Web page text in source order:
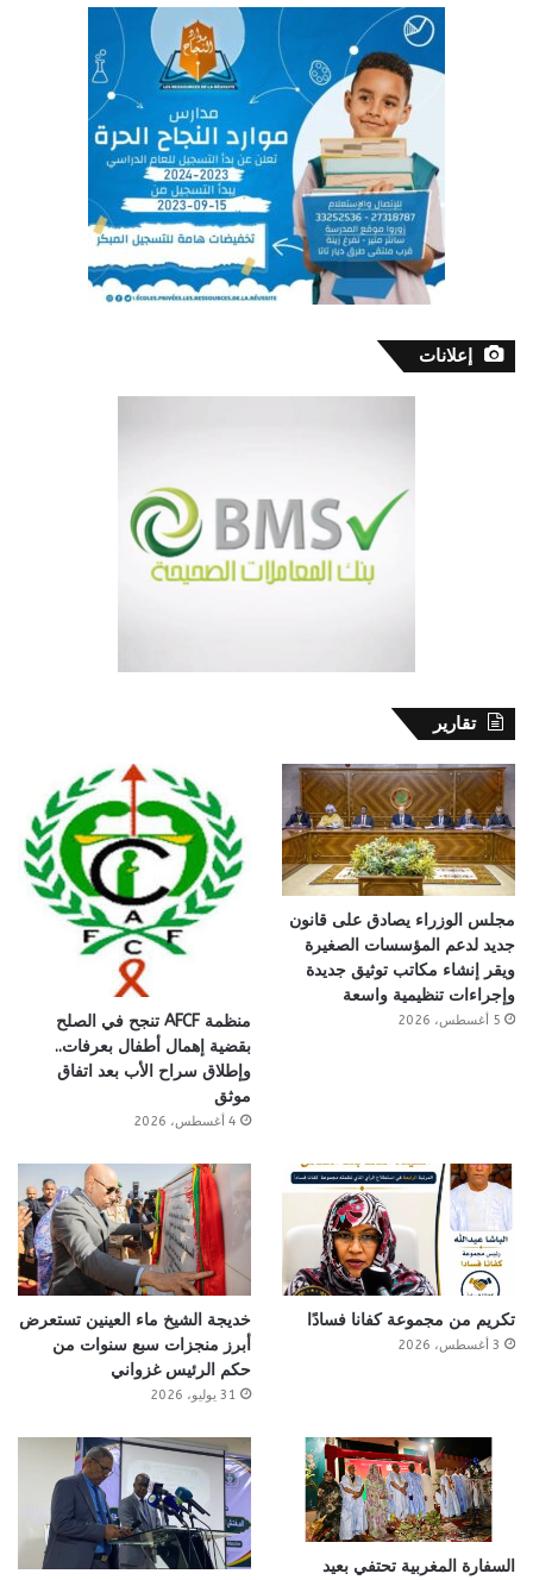
إعلانات
تقارير
مجلس الوزراء يصادق على قانون
جديد لدعم المؤسسات الصغيرة
ويقر إنشاء مكاتب توثيق جديدة
وإجراءات تنظيمية واسعة
5 أغسطس، 2026
منظمة AFCF تنجح في الصلح
بقضية إهمال أطفال بعرفات..
وإطلاق سراح الأب بعد اتفاق
موثق
4 أغسطس، 2026
تكريم من مجموعة كفانا فسادًا
3 أغسطس، 2026
خديجة الشيخ ماء العينين تستعرض
أبرز منجزات سبع سنوات من
حكم الرئيس غزواني
31 يوليو، 2026
السفارة المغربية تحتفي بعيد